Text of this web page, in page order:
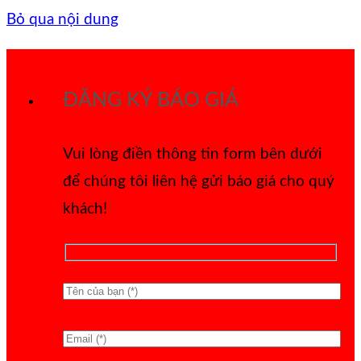
Bỏ qua nội dung
ĐĂNG KÝ BÁO GIÁ
Vui lòng điền thông tin form bên dưới
để chúng tôi liên hệ gửi báo giá cho quý
khách!